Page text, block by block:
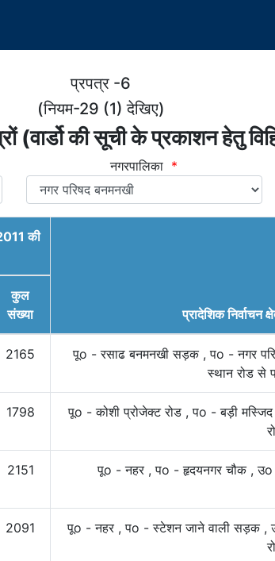
प्रपत्र -6
(नियम-29 (1) देखिए)
(वार्डो की सूची के प्रकाशन हेतु
नगरपालिका *
की
प्रादेशिक निर्वाचन
कुल
संख्या
2165
पूo - रसाढ बनमनखी सड़क , पo - नगर
स्थान रोड से
1798
पूo - कोशी प्रोजेक्ट रोड , पo - बड़ी
2151 पूo - नहर , पo - हृदयनगर चौक ,
2091
पूo - नहर , पo - स्टेशन जाने वाली सड़क ,